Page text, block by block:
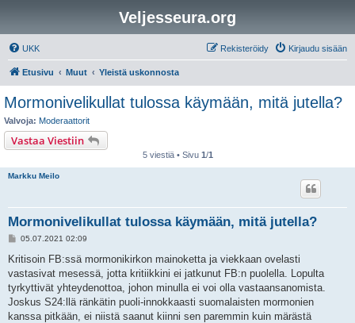
Veljesseura.org
UKK Kirjaudu sisään
Rekisteröidy
Etusivu Muut Yleistä uskonnosta
Mormonivelikullat tulossa käymään, mitä jutella?
Valvoja: Moderaattorit
Vastaa Viestiin
5 viestiä • Sivu 1/1
Markku Meilo
Mormonivelikullat tulossa käymään, mitä jutella?
V
e
t
i
05.07.2021 02:09
Kritisoin FB:ssä mormonikirkon mainoketta ja viekkaan ovelasti
vastasivat mesessä, jotta kritiikkini ei jatkunut FB:n puolella. Lopulta
tyrkyttivät yhteydenottoa, johon minulla ei voi olla vastaansanomista.
Joskus S24:llä ränkätin puoli-innokkaasti suomalaisten mormonien
kanssa pitkään, ei niistä saanut kiinni sen paremmin kuin märästä